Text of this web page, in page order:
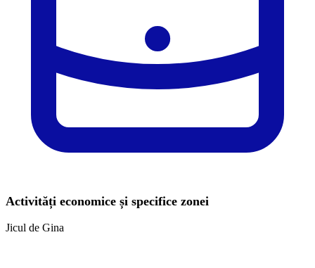
Activități economice și specifice zonei
Jicul de Gina